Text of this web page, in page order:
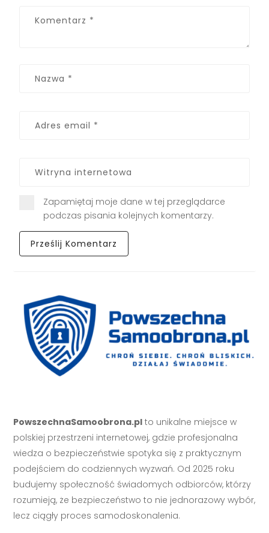
Zapamiętaj moje dane w tej przeglądarce
podczas pisania kolejnych komentarzy.
PowszechnaSamoobrona.pl to unikalne miejsce w
polskiej przestrzeni internetowej, gdzie profesjonalna
wiedza o bezpieczeństwie spotyka się z praktycznym
podejściem do codziennych wyzwań. Od 2025 roku
budujemy społeczność świadomych odbiorców, którzy
rozumieją, że bezpieczeństwo to nie jednorazowy wybór,
lecz ciągły proces samodoskonalenia.